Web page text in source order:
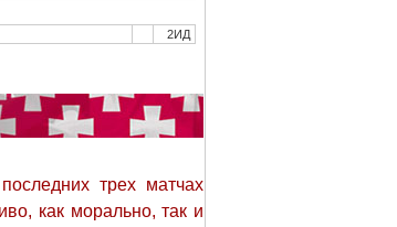
2ИД
трех матчах
как морально, так и